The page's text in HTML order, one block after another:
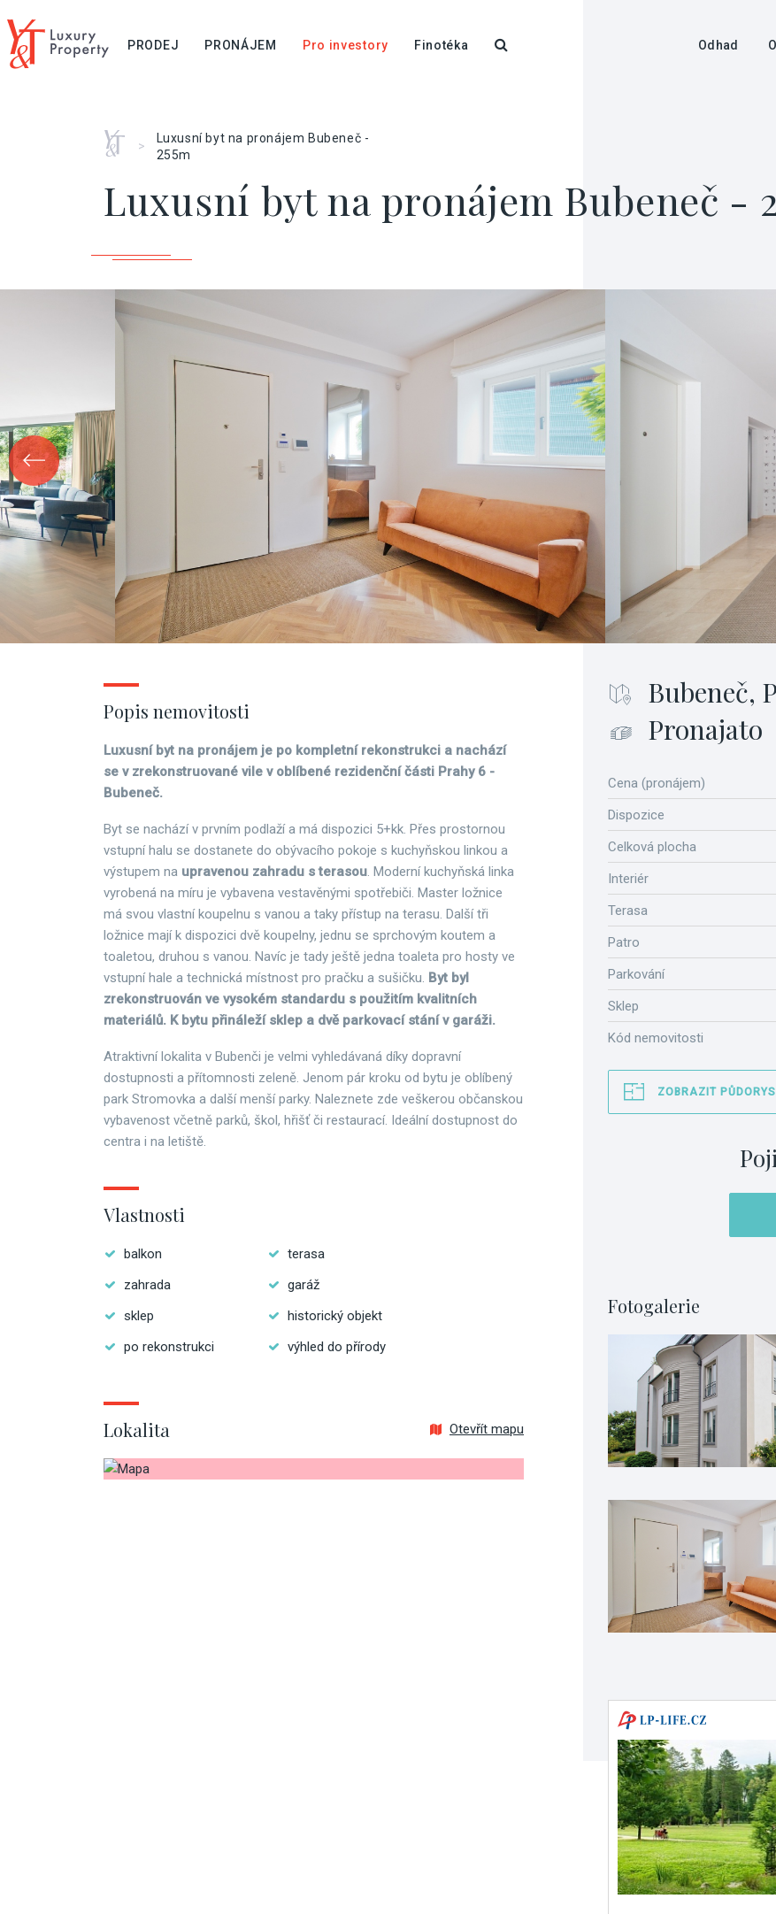
PRODEJ PRONÁJEM Pro investory Finotéka Odhad
Home
>
Luxusní byt na pronájem Bubeneč -
255m
Luxusní byt na pronájem Bubeneč -
Bubeneč,
Pronajato
Cena (pronájem)
Dispozice
Celková plocha
Interiér
Terasa
Patro
Parkování
Sklep
Kód nemovitosti
ZOBRAZIT PŮDORYS
Fotogalerie
Popis nemovitosti
Luxusní byt na pronájem je po kompletní rekonstrukci a nachází
se v zrekonstruované vile v oblíbené rezidenční části Prahy 6 -
Bubeneč.
Byt se nachází v prvním podlaží a má dispozici 5+kk. Přes prostornou
vstupní halu se dostanete do obývacího pokoje s kuchyňskou linkou a
výstupem na upravenou zahradu s terasou. Moderní kuchyňská linka
vyrobená na míru je vybavena vestavěnými spotřebiči. Master ložnice
má svou vlastní koupelnu s vanou a taky přístup na terasu. Další tři
ložnice mají k dispozici dvě koupelny, jednu se sprchovým koutem a
toaletou, druhou s vanou. Navíc je tady ještě jedna toaleta pro hosty ve
vstupní hale a technická místnost pro pračku a sušičku. Byt byl
zrekonstruován ve vysokém standardu s použitím kvalitních
materiálů. K bytu přináleží sklep a dvě parkovací stání v garáži.
Atraktivní lokalita v Bubenči je velmi vyhledávaná díky dopravní
dostupnosti a přítomnosti zeleně. Jenom pár kroku od bytu je oblíbený
park Stromovka a další menší parky. Naleznete zde veškerou občanskou
vybavenost včetně parků, škol, hřišť či restaurací. Ideální dostupnost do
centra i na letiště.
Vlastnosti
balkon
terasa
zahrada
garáž
sklep
historický objekt
po rekonstrukci
výhled do přírody
Lokalita Otevřít mapu